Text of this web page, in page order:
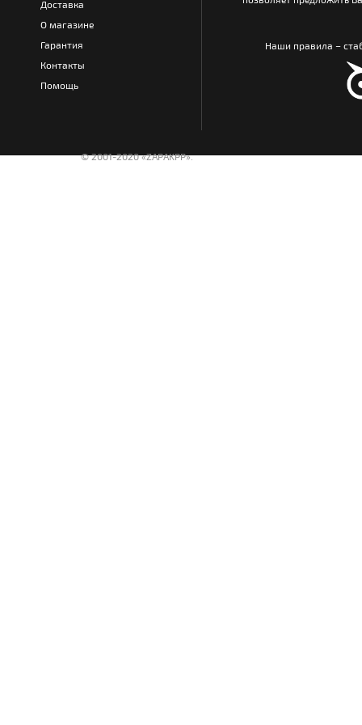
Доставка
О магазине
Гарантия
Контакты
Помощь
Наши правила –
© 2001-2020 «ZAPAKPP».